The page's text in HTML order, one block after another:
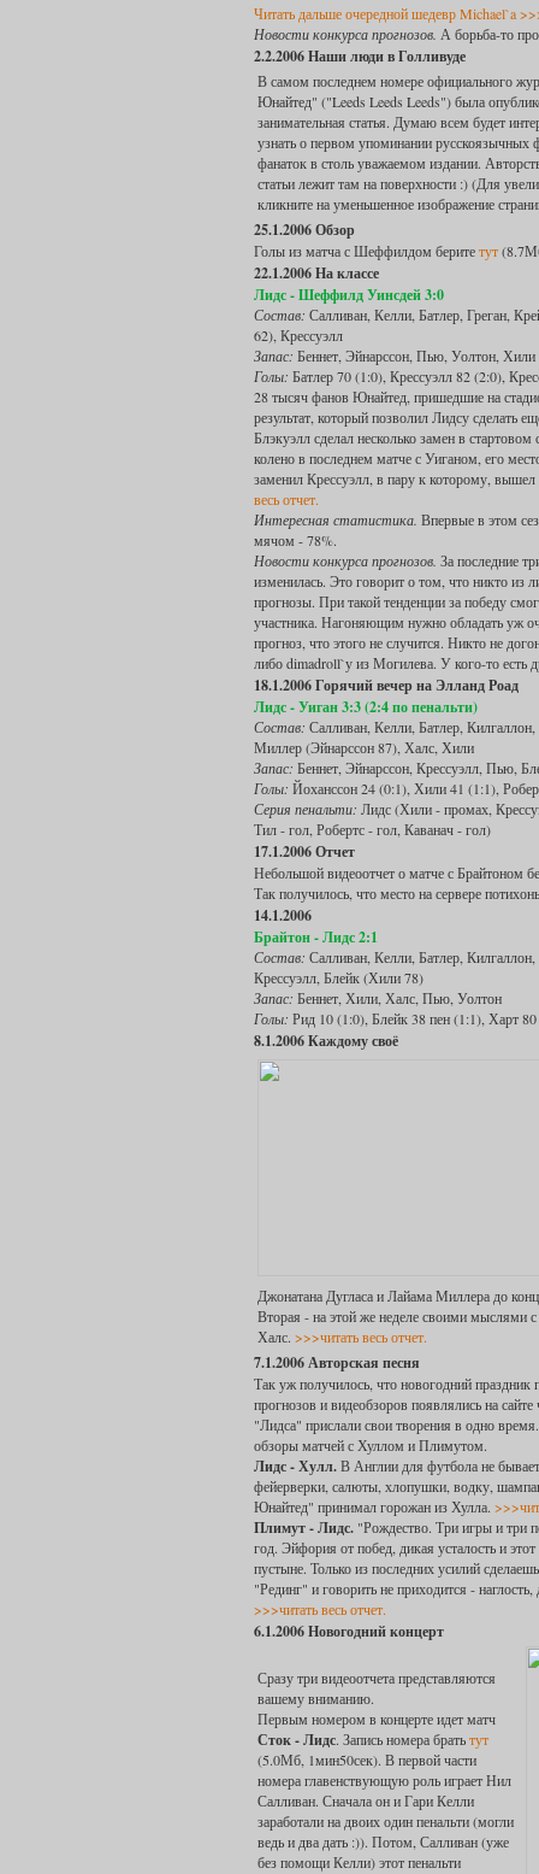
Читать дальше очередной шедевр Michael`a
Новости конкурса прогнозов. А борьба-то
2.2.2006 Наши люди в Голливуде
В самом последнем номере официального
Юнайтед" ("Leeds Leeds Leeds") была
занимательная статья. Думаю всем будет
узнать о первом упоминании русскоязычных
фанаток в столь уважаемом издании.
статьи лежит там на поверхности :) (Для
кликните на уменьшенное изображение
25.1.2006 Обзор
Голы из матча с Шеффилдом беритетут
22.1.2006 На классе
Лидс - Шеффилд Уинсдей 3:0
Состав: Салливан, Келли, Батлер, Греган,
62), Крессуэлл
Запас: Беннет, Эйнарссон, Пью, Уолтон, Хили
Голы: Батлер 70 (1:0), Крессуэлл 82 (2:0),
28 тысяч фанов Юнайтед, пришедшие на
результат, который позволил Лидсу сделать
Блэкуэлл сделал несколько замен в
колено в последнем матче с Уиганом, его
заменил Крессуэлл, в пару к которому,
весь отчет.
Интересная статистика. Впервые в этом
мячом - 78%.
Новости конкурса прогнозов. За последние
изменилась. Это говорит о том, что никто из
прогнозы. При такой тенденции за победу
участника. Нагоняющим нужно обладать уж
прогноз, что этого не случится. Никто не
либо dimadroll`у из Могилева. У кого-то есть
18.1.2006 Горячий вечер на Элланд Роад
Лидс - Уиган 3:3 (2:4 по пенальти)
Состав: Салливан, Келли, Батлер,
Миллер (Эйнарссон 87), Халс, Хили
Запас: Беннет, Эйнарссон, Крессуэлл, Пью,
Голы: Йоханссон 24 (0:1), Хили 41 (1:1),
Серия пенальти: Лидс (Хили - промах,
Тил - гол, Робертс - гол, Каванач - гол)
17.1.2006 Отчет
Небольшой видеоотчет о матче с Брайтоном
Так получилось, что место на сервере
14.1.2006
Брайтон - Лидс 2:1
Состав: Салливан, Келли, Батлер,
Крессуэлл, Блейк (Хили 78)
Запас: Беннет, Хили, Халс, Пью, Уолтон
Голы: Рид 10 (1:0), Блейк 38 пен (1:1), Харт
8.1.2006 Каждому своё
Джонатана Дугласа и Лайама Миллера до
Вторая - на этой же неделе своими мыслями
Халс. >>>читать весь отчет.
7.1.2006 Авторская песня
Так уж получилось, что новогодний праздник
прогнозов и видеобзоров появлялись на
"Лидса" прислали свои творения в одно
обзоры матчей с Хуллом и Плимутом.
Лидс - Хулл.В Англии для футбола не
фейерверки, салюты, хлопушки, водку,
Юнайтед" принимал горожан из Хулла.
Плимут - Лидс."Рождество. Три игры и три
год. Эйфория от побед, дикая усталость и
пустыне. Только из последних усилий
"Рединг" и говорить не приходится -
>>>читать весь отчет.
6.1.2006 Новогодний концерт
Сразу три видеоотчета представляются
вашему вниманию.
Первым номером в концерте идет матч
Сток - Лидс. Запись номера братьтут
(5.0Мб, 1мин50сек). В первой части
номера главенствующую роль играет Нил
Салливан. Сначала он и Гари Келли
заработали на двоих один пенальти (могли
ведь и два дать :)). Потом, Салливан (уже
без помощи Келли) этот пенальти